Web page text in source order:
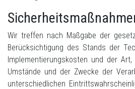
Wir treffen nach Maßgabe der
Berücksichtigung des Stands der
Implementierungskosten und der
Umstände und der Zwecke der
unterschiedlichen